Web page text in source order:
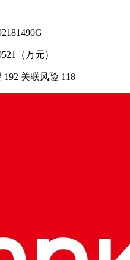
（万元）
192 关联风险 118